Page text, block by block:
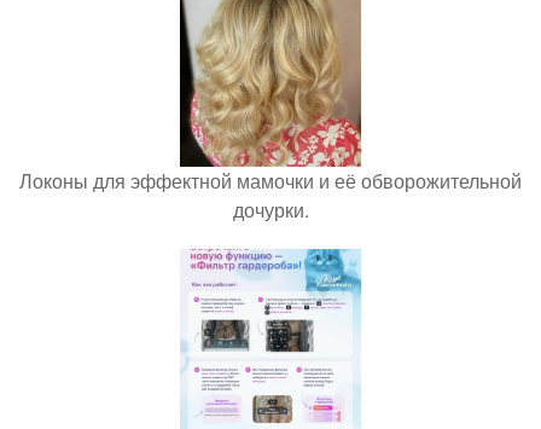
Локоны для эффектной мамочки и её обворожительной
дочурки.